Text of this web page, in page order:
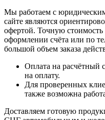
Мы работаем с
сайте являются
офертой. Точную
оформлении счёта или по
большой объем заказа
Оплата на расчётный
на оплату.
Для проверенных
также возможна
Доставляем готовую